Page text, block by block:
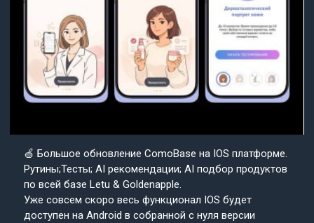
🍏 Большое обновление ComoBase на IOS платформе.
Рутины;Тесты; AI рекомендации; AI подбор продуктов
по всей базе Letu & Goldenapple.
Уже совсем скоро весь функционал IOS будет
доступен на Android в собранной с нуля версии